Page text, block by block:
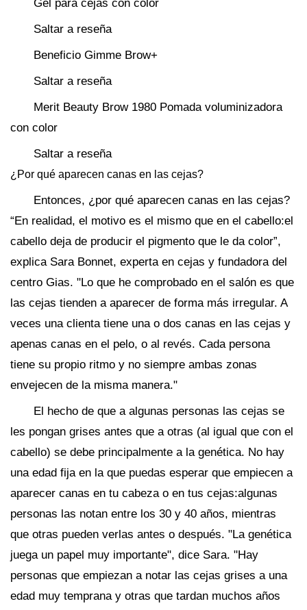
Gel para cejas con color
Saltar a reseña
Beneficio Gimme Brow+
Saltar a reseña
Merit Beauty Brow 1980 Pomada voluminizadora
con color
Saltar a reseña
¿Por qué aparecen canas en las cejas?
Entonces, ¿por qué aparecen canas en las cejas?
“En realidad, el motivo es el mismo que en el cabello:el
cabello deja de producir el pigmento que le da color”,
explica Sara Bonnet, experta en cejas y fundadora del
centro Gias. "Lo que he comprobado en el salón es que
las cejas tienden a aparecer de forma más irregular. A
veces una clienta tiene una o dos canas en las cejas y
apenas canas en el pelo, o al revés. Cada persona
tiene su propio ritmo y no siempre ambas zonas
envejecen de la misma manera."
El hecho de que a algunas personas las cejas se
les pongan grises antes que a otras (al igual que con el
cabello) se debe principalmente a la genética. No hay
una edad fija en la que puedas esperar que empiecen a
aparecer canas en tu cabeza o en tus cejas:algunas
personas las notan entre los 30 y 40 años, mientras
que otras pueden verlas antes o después. "La genética
juega un papel muy importante", dice Sara. "Hay
personas que empiezan a notar las cejas grises a una
edad muy temprana y otras que tardan muchos años